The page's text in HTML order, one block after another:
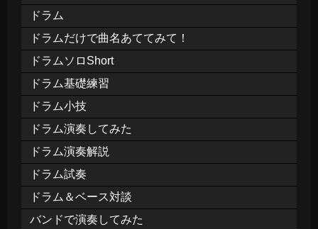
ドラム
ドラムだけで曲名あててみて！
ドラムソロShort
ドラム基礎練習
ドラム小技
ドラム演奏してみた
ドラム演奏解説
ドラム試奏
ドラム＆ベース対談
バンドで演奏してみた